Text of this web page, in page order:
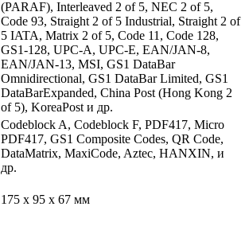
(PARAF), Interleaved 2 of 5, NEC 2 of 5,
Code 93, Straight 2 of 5 Industrial, Straight 2 of
5 IATA, Matrix 2 of 5, Code 11, Code 128,
GS1-128, UPC-A, UPC-E, EAN/JAN-8,
EAN/JAN-13, MSI, GS1 DataBar
Omnidirectional, GS1 DataBar Limited, GS1
DataBarExpanded, China Post (Hong Kong 2
of 5), KoreaPost и др.
Codeblock A, Codeblock F, PDF417, Micro
PDF417, GS1 Composite Codes, QR Code,
DataMatrix, MaxiCode, Aztec, HANXIN, и
др.
175 х 95 х 67 мм